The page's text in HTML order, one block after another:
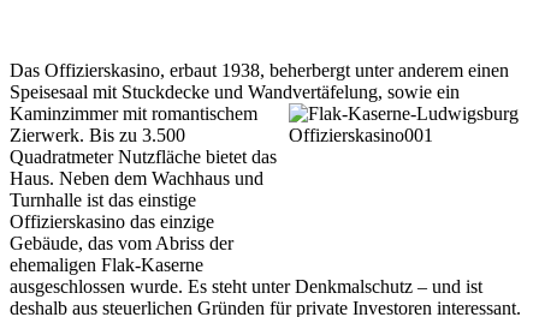
Das Offizierskasino, erbaut 1938, beherbergt unter anderem einen
Speisesaal mit Stuckdecke und Wandvertäfelung, sowie ein
Kaminzimmer mit romantischem
Zierwerk. Bis zu 3.500
Quadratmeter Nutzfläche bietet das
Haus. Neben dem Wachhaus und
Turnhalle ist das einstige
Offizierskasino das einzige
Gebäude, das vom Abriss der
ehemaligen Flak-Kaserne
ausgeschlossen wurde. Es steht unter Denkmalschutz – und ist
deshalb aus steuerlichen Gründen für private Investoren interessant.